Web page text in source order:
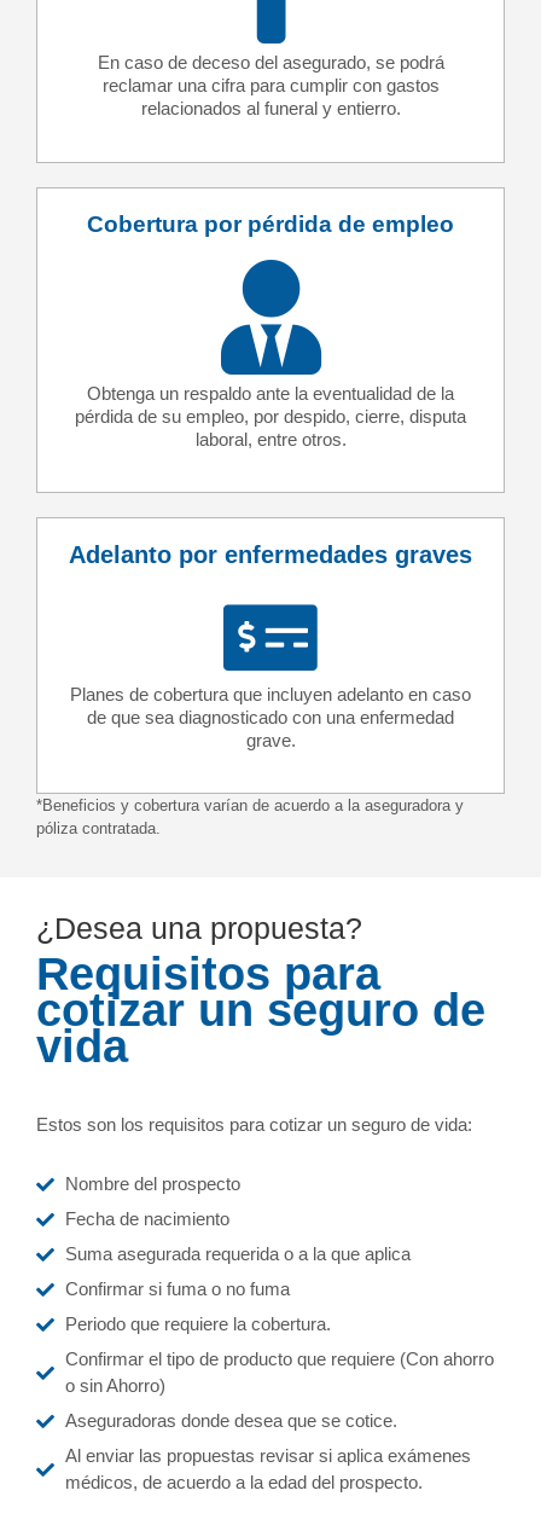
En caso de deceso del asegurado, se podrá
reclamar una cifra para cumplir con gastos
relacionados al funeral y entierro.
Cobertura por pérdida de empleo
Obtenga un respaldo ante la eventualidad de la
pérdida de su empleo, por despido, cierre, disputa
laboral, entre otros.
Adelanto por enfermedades graves
Planes de cobertura que incluyen adelanto en caso
de que sea diagnosticado con una enfermedad
grave.
*Beneficios y cobertura varían de acuerdo a la aseguradora y
póliza contratada.
¿Desea una propuesta?
Requisitos para
cotizar un seguro de
vida
Estos son los requisitos para cotizar un seguro de vida:
Nombre del prospecto
Fecha de nacimiento
Suma asegurada requerida o a la que aplica
Confirmar si fuma o no fuma
Periodo que requiere la cobertura.
Confirmar el tipo de producto que requiere (Con ahorro
o sin Ahorro)
Aseguradoras donde desea que se cotice.
Al enviar las propuestas revisar si aplica exámenes
médicos, de acuerdo a la edad del prospecto.